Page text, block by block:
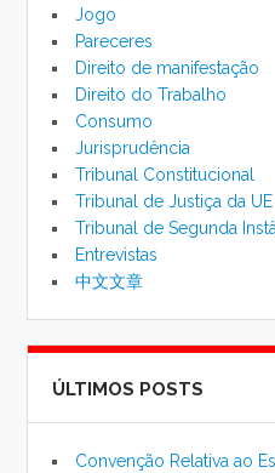
Jogo
Pareceres
Direito de manifestação
Direito do Trabalho
Consumo
Jurisprudência
Tribunal Constitucional
Tribunal de Justiça da UE
Tribunal de Segunda
Entrevistas
中文文章
ÚLTIMOS POSTS
Convenção Relativa ao